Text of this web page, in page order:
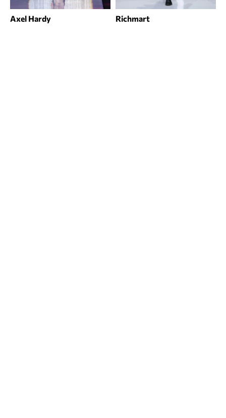
Axel Hardy Richmart